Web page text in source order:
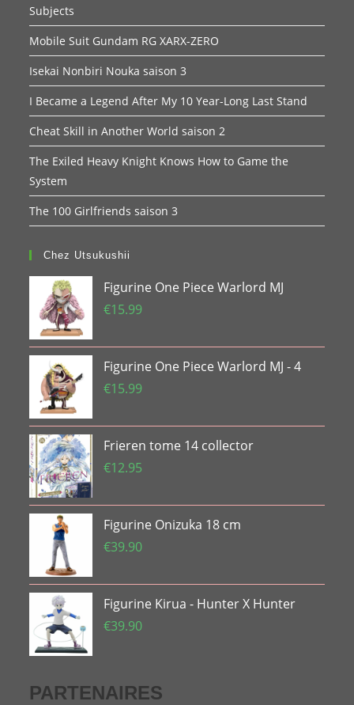
Subjects
Mobile Suit Gundam RG XARX-ZERO
Isekai Nonbiri Nouka saison 3
I Became a Legend After My 10 Year-Long Last Stand
Cheat Skill in Another World saison 2
The Exiled Heavy Knight Knows How to Game the
System
The 100 Girlfriends saison 3
Chez Utsukushii
Figurine One Piece Warlord MJ
€15.99
Figurine One Piece Warlord MJ - 4
€15.99
Frieren tome 14 collector
€12.95
Figurine Onizuka 18 cm
€39.90
Figurine Kirua - Hunter X Hunter
€39.90
PARTENAIRES